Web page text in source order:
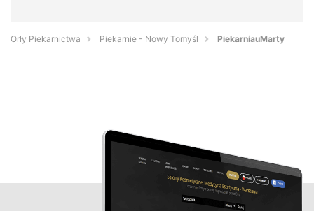
Orły Piekarnictwa Piekarnie - Nowy Tomyśl PiekarniauMarty